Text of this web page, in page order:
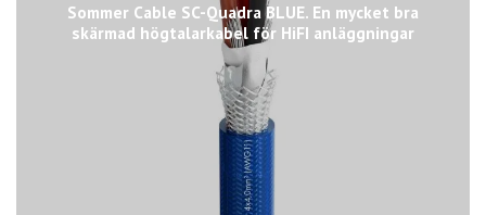
Sommer Cable SC-Quadra BLUE. En mycket bra
skärmad högtalarkabel för HiFI anläggningar